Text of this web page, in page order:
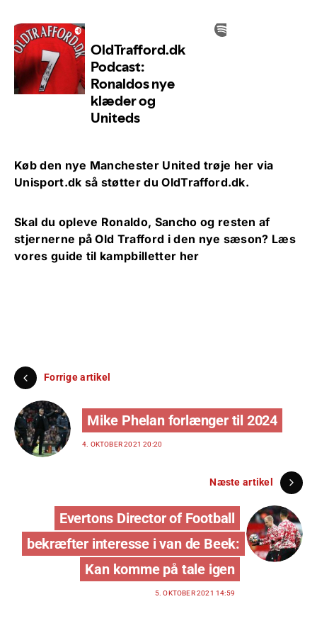
Køb den nye Manchester United trøje her via
Unisport.dk så støtter du OldTrafford.dk.
Skal du opleve Ronaldo, Sancho og resten af
stjernerne på Old Trafford i den nye sæson? Læs
vores guide til kampbilletter her
Forrige artikel
Mike Phelan forlænger til 2024
4. OKTOBER 2021 20:20
Næste artikel
Evertons Director of Football
bekræfter interesse i van de Beek:
Kan komme på tale igen
5. OKTOBER 2021 14:59